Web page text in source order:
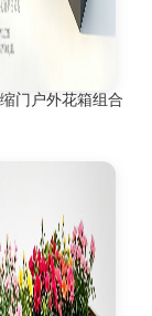
门户外花箱组合